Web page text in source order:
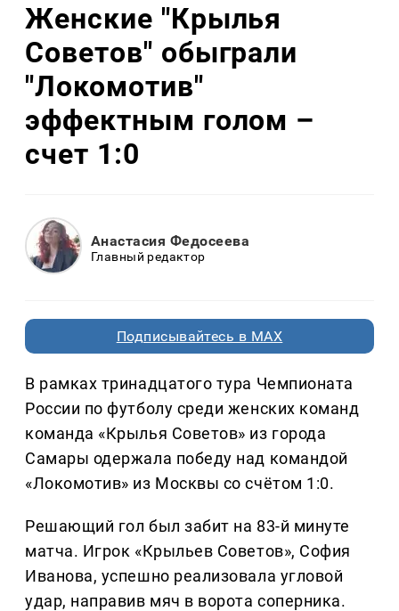
Женские "Крылья
Советов" обыграли
"Локомотив"
эффектным голом –
счет 1:0
Анастасия Федосеева
Главный редактор
Подписывайтесь в MAX
В рамках тринадцатого тура Чемпионата
России по футболу среди женских команд
команда «Крылья Советов» из города
Самары одержала победу над командой
«Локомотив» из Москвы со счётом 1:0.
Решающий гол был забит на 83-й минуте
матча. Игрок «Крыльев Советов», София
Иванова, успешно реализовала угловой
удар, направив мяч в ворота соперника.